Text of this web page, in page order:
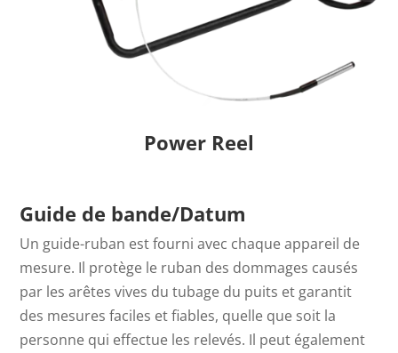
Power Reel
Guide de bande/Datum
Un guide-ruban est fourni avec chaque appareil de
mesure. Il protège le ruban des dommages causés
par les arêtes vives du tubage du puits et garantit
des mesures faciles et fiables, quelle que soit la
personne qui effectue les relevés. Il peut également